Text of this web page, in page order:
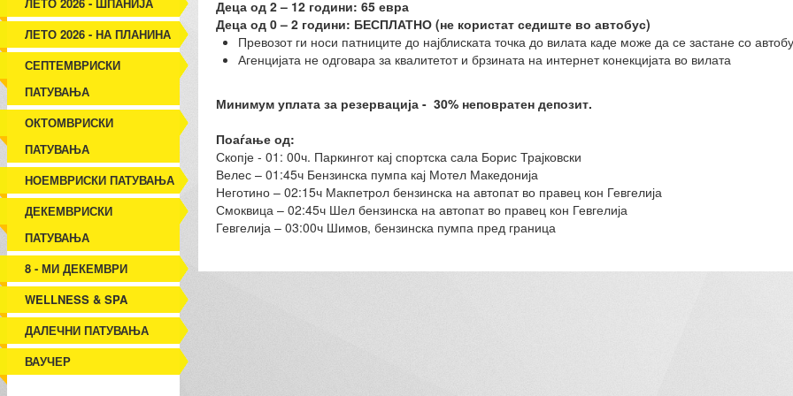
ЛЕТО 2026 - НА ПЛАНИНА
СЕПТЕМВРИСКИ
ПАТУВАЊА
ОКТОМВРИСКИ
ПАТУВАЊА
НОЕМВРИСКИ ПАТУВАЊА
ДЕКЕМВРИСКИ
ПАТУВАЊА
8 - МИ ДЕКЕМВРИ
WELLNESS & SPA
ДАЛЕЧНИ ПАТУВАЊА
ВАУЧЕР
Деца од 2 – 12 години: 65 евра
Деца од 0 – 2 години: БЕСПЛАТНО (не користат седиште во автобус)
Превозот ги носи патниците до најблиската точка до вилата каде може да се застане со
Агенцијата не одговара за квалитетот и брзината на интернет конекцијата во вилата
Минимум уплата за резервација - 30% неповратен депозит.
Поаѓање од:
Скопје - 01: 00ч. Паркингот кај спортска сала Борис Трајковски
Велес – 01:45ч Бензинска пумпа кај Мотел Македонија
Неготино – 02:15ч Макпетрол бензинска на автопат во правец кон Гевгелија
Смоквица – 02:45ч Шел бензинска на автопат во правец кон Гевгелија
Гевгелија – 03:00ч Шимов, бензинска пумпа пред граница